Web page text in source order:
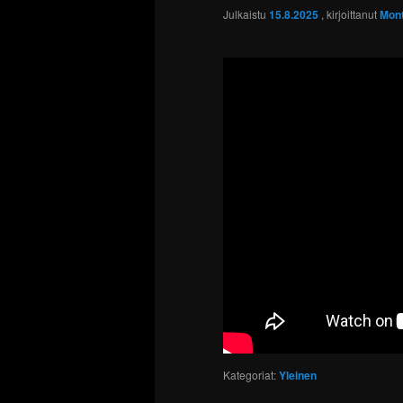
Julkaistu 15.8.2025 , kirjoittanut
Kategoriat:Yleinen